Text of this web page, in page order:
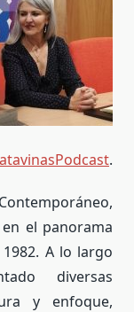
.
el panorama
A lo largo
diversas
y enfoque,